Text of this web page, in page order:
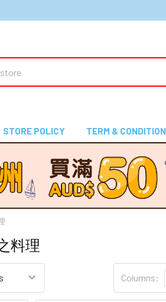
STORE POLICY TERM & CONDITION
料理
Columns: